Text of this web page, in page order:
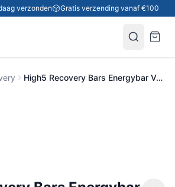
verzonden Gratis verzending vanaf €100
High5 Recovery Bars Energybar Vanille (12 x 50g) - Met Cafeïne